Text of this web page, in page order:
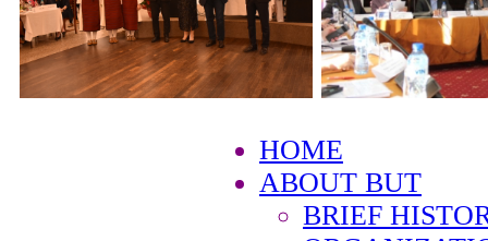
HOME
ABOUT BUT
BRIEF